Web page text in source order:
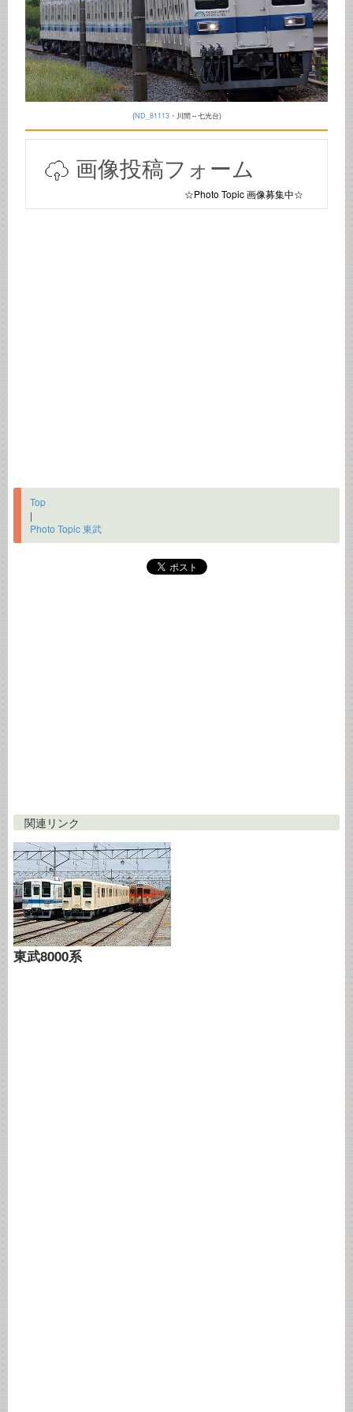
(ND_81113・川間～七光台)
画像投稿フォーム
☆Photo Topic 画像募集中☆
Top
|
Photo Topic 東武
関連リンク
東武8000系